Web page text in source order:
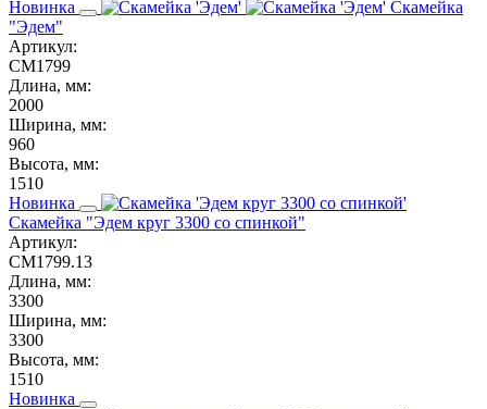
Новинка
Скамейка
"Эдем"
Артикул:
СМ1799
Длина, мм:
2000
Ширина, мм:
960
Высота, мм:
1510
Новинка
Скамейка "Эдем круг 3300 со спинкой"
Артикул:
СМ1799.13
Длина, мм:
3300
Ширина, мм:
3300
Высота, мм:
1510
Новинка